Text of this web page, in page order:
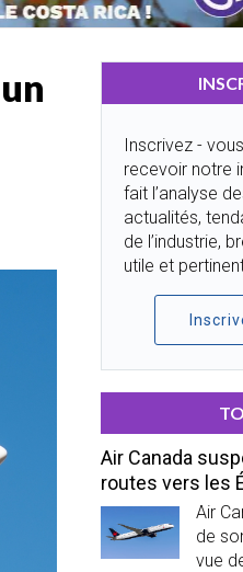
Inscrivez -
recevoir notre
fait l’analyse
actualités,
de l’industrie,
utile et
Air Canada
routes vers les
Air
de
vue